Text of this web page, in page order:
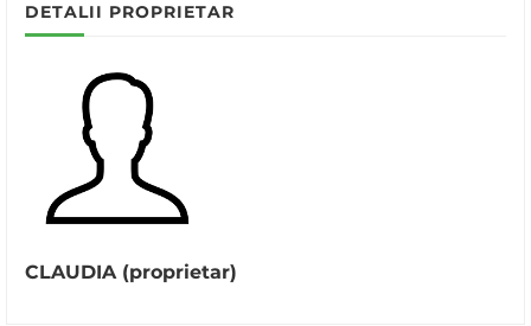
DETALII PROPRIETAR
CLAUDIA (proprietar)